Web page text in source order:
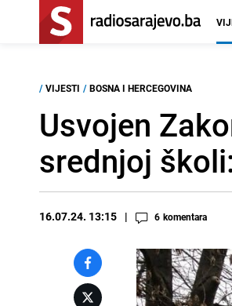
/ VIJESTI / BOSNA I HERCEGOVINA
Usvojen
srednjoj
16.07.24. 13:15 6 komentara